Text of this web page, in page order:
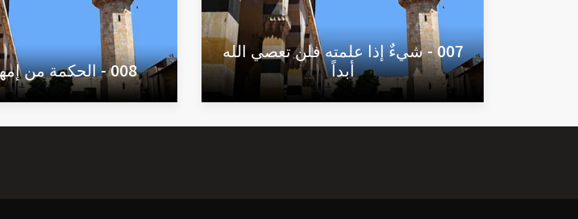
007 - شيءٌ إذا علمته فلن تعصي الله
أبداً
008 - الحكمة من إمهال الظالم